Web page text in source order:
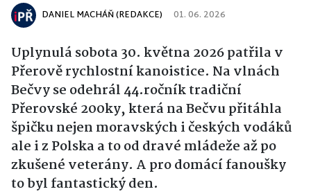
DANIEL MACHÁŇ (REDAKCE) 01. 06. 2026
Uplynulá sobota 30. května 2026 patřila v
Přerově rychlostní kanoistice. Na vlnách
Bečvy se odehrál 44.ročník tradiční
Přerovské 200ky, která na Bečvu přitáhla
špičku nejen moravských i českých vodáků
ale i z Polska a to od dravé mládeže až po
zkušené veterány. A pro domácí fanoušky
to byl fantastický den.